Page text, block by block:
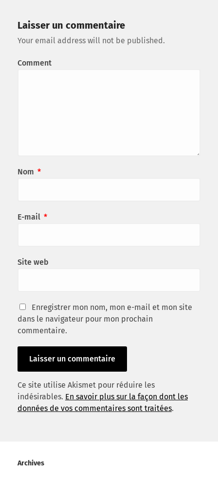
Laisser un commentaire
Your email address will not be published.
Comment
Nom *
E-mail *
Site web
Enregistrer mon nom, mon e-mail et mon site
dans le navigateur pour mon prochain
commentaire.
Ce site utilise Akismet pour réduire les
indésirables. En savoir plus sur la façon dont les
données de vos commentaires sont traitées.
Archives